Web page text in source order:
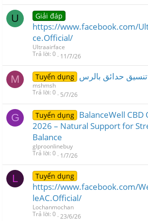
U Giải đáp
https://www.facebook.com/
ce.Official/
Ultraairface
Trả lời 0 11/7/26
M Tuyển dụng تنسيق حدائق بالرس
mshmsh
Trả lời 0 5/7/26
G Tuyển dụng BalanceWell CBD
2026 – Natural Support for
Balance
glproonlinebuy
Trả lời 0 1/7/26
L Tuyển dụng
https://www.facebook.com/
leAC.Official/
Lochanmochan
Trả lời 0 23/6/26